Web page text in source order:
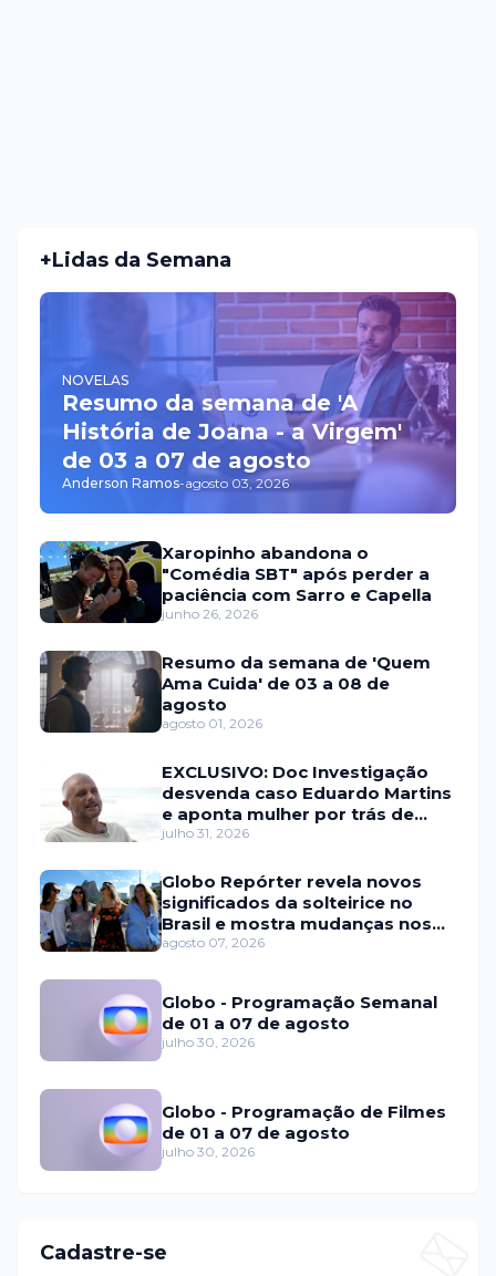
+Lidas da Semana
NOVELAS
Resumo da semana de 'A
História de Joana - a Virgem'
de 03 a 07 de agosto
Anderson Ramos-agosto 03, 2026
Xaropinho abandona o
"Comédia SBT" após perder a
paciência com Sarro e Capella
junho 26, 2026
Resumo da semana de 'Quem
Ama Cuida' de 03 a 08 de
agosto
agosto 01, 2026
EXCLUSIVO: Doc Investigação
desvenda caso Eduardo Martins
e aponta mulher por trás de
fraude internacional
julho 31, 2026
Globo Repórter revela novos
significados da solteirice no
Brasil e mostra mudanças nos
relacionamentos
agosto 07, 2026
Globo - Programação Semanal
de 01 a 07 de agosto
julho 30, 2026
Globo - Programação de Filmes
de 01 a 07 de agosto
julho 30, 2026
Cadastre-se